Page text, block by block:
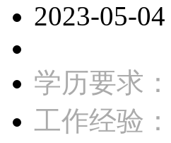
2023-05-04
学历要求：
工作经验：